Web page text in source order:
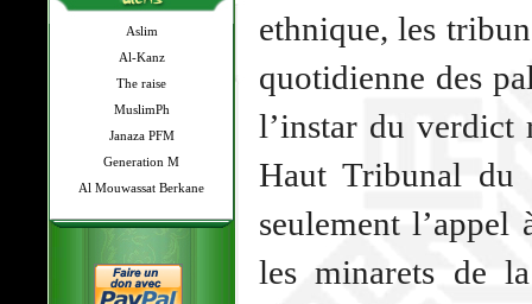
Aslim
Al-Kanz
The raise
MuslimPh
Janaza PFM
Generation M
Al Mouwassat Berkane
ethnique, les
quotidienne des
l’instar du verdict
Haut Tribunal du
seulement
les minarets de